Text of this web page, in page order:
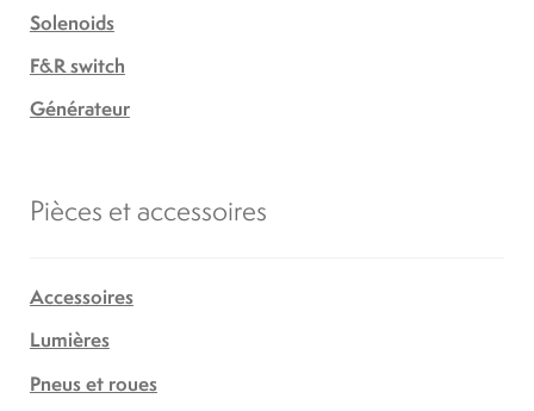
Solenoids
F&R switch
Générateur
Pièces et accessoires
Accessoires
Lumières
Pneus et roues